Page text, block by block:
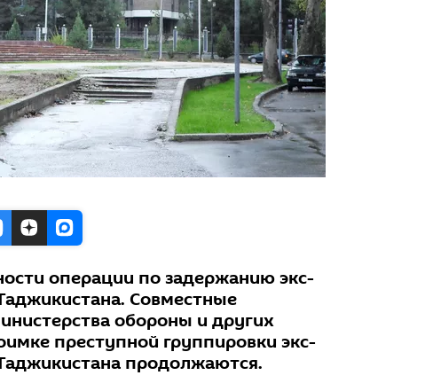
операции по задержанию экс-
Совместные
обороны и других
преступной группировки экс-
продолжаются.